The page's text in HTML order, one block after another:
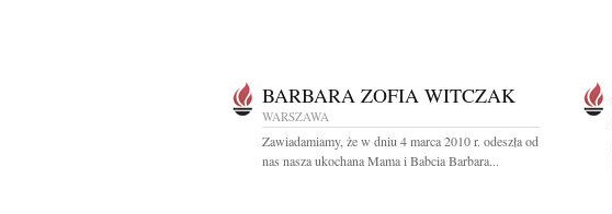
BARBARA ZOFIA WITCZAK
WARSZAWA
Zawiadamiamy, że w dniu 4 marca 2010 r. odeszła od
nas nasza ukochana Mama i Babcia Barbara...